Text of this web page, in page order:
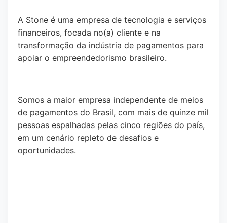
A Stone é uma empresa de tecnologia e serviços
financeiros, focada no(a) cliente e na
transformação da indústria de pagamentos para
apoiar o empreendedorismo brasileiro.
Somos a maior empresa independente de meios
de pagamentos do Brasil, com mais de quinze mil
pessoas espalhadas pelas cinco regiões do país,
em um cenário repleto de desafios e
oportunidades.